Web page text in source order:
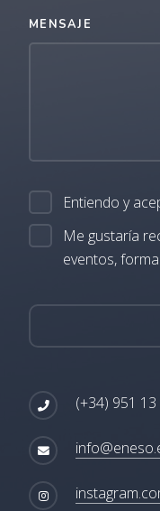
MENSAJE
Entiendo y
Me gustaría
eventos,
(+34) 951